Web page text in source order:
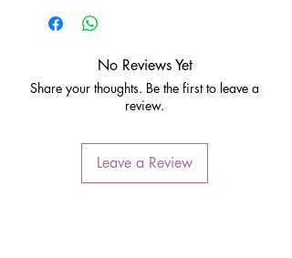
No Reviews Yet
Share your thoughts. Be the first to leave a
review.
Leave a Review